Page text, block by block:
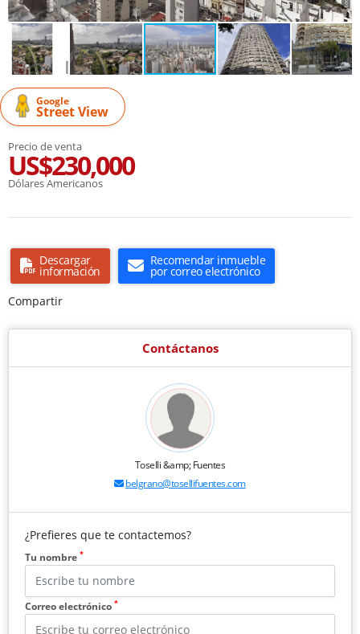
Google
Street View
Precio de venta
US$230,000
Dólares Americanos
Descargar
información
Recomendar inmueble
por correo electrónico
Compartir
Contáctanos
Toselli &amp; Fuentes
belgrano@tosellifuentes.com
¿Prefieres que te contactemos?
Tu nombre *
Correo electrónico *